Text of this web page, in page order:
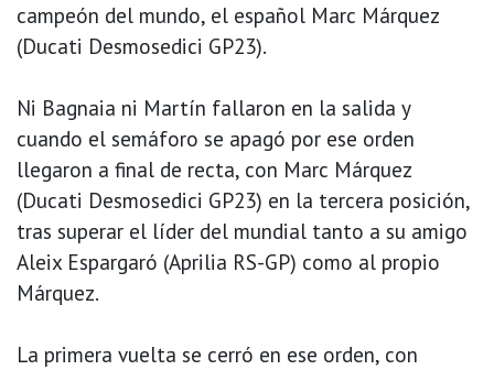
campeón del mundo, el español Marc Márquez
(Ducati Desmosedici GP23).
Ni Bagnaia ni Martín fallaron en la salida y
cuando el semáforo se apagó por ese orden
llegaron a final de recta, con Marc Márquez
(Ducati Desmosedici GP23) en la tercera posición,
tras superar el líder del mundial tanto a su amigo
Aleix Espargaró (Aprilia RS-GP) como al propio
Márquez.
La primera vuelta se cerró en ese orden, con